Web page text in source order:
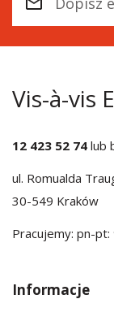
Vis-à-vis
12 423 52 74 lub
ul. Romualda
30-549 Kraków
Pracujemy: pn-
Informacje